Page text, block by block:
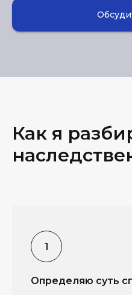
Как я
Определяю суть